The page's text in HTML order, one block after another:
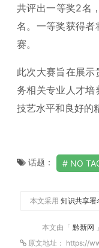
共评出一等奖2名
名。一等奖获得者
赛。
此次大赛旨在展示
务相关专业人才培
技艺水平和良好的
话题： NO
本文采用 知识共享
本文由「 黔新网
原文地址： https://